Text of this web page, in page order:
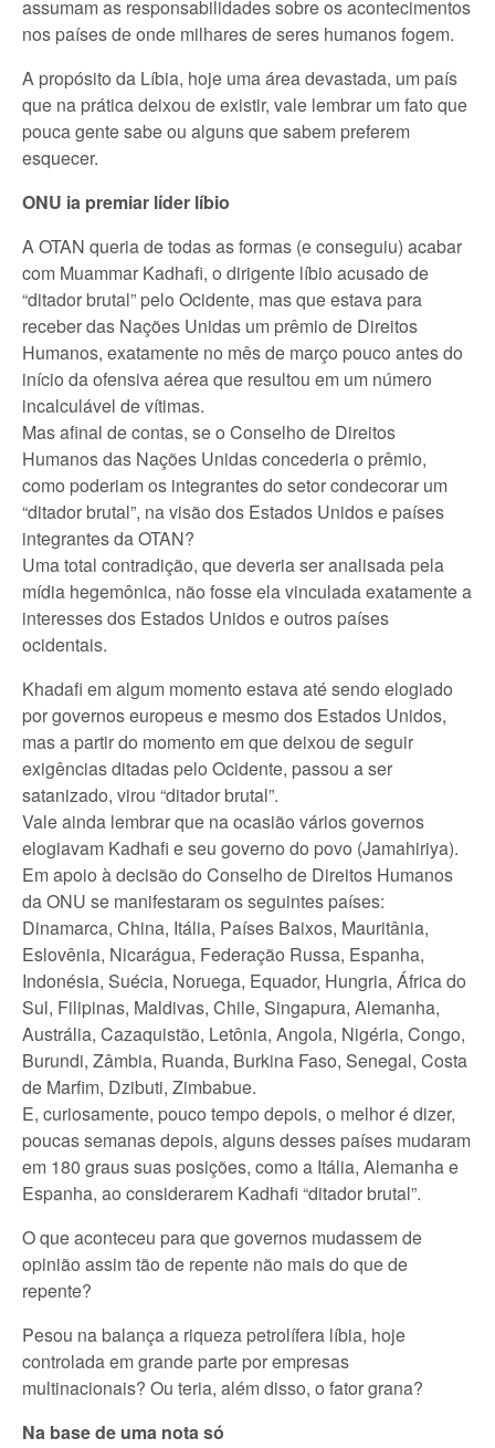
assumam as responsabilidades sobre os acontecimentos
nos países de onde milhares de seres humanos fogem.
A propósito da Líbia, hoje uma área devastada, um país
que na prática deixou de existir, vale lembrar um fato que
pouca gente sabe ou alguns que sabem preferem
esquecer.
ONU ia premiar líder líbio
A OTAN queria de todas as formas (e conseguiu) acabar
com Muammar Kadhafi, o dirigente líbio acusado de
“ditador brutal” pelo Ocidente, mas que estava para
receber das Nações Unidas um prêmio de Direitos
Humanos, exatamente no mês de março pouco antes do
início da ofensiva aérea que resultou em um número
incalculável de vítimas.
Mas afinal de contas, se o Conselho de Direitos
Humanos das Nações Unidas concederia o prêmio,
como poderiam os integrantes do setor condecorar um
“ditador brutal”, na visão dos Estados Unidos e países
integrantes da OTAN?
Uma total contradição, que deveria ser analisada pela
mídia hegemônica, não fosse ela vinculada exatamente a
interesses dos Estados Unidos e outros países
ocidentais.
Khadafi em algum momento estava até sendo elogiado
por governos europeus e mesmo dos Estados Unidos,
mas a partir do momento em que deixou de seguir
exigências ditadas pelo Ocidente, passou a ser
satanizado, virou “ditador brutal”.
Vale ainda lembrar que na ocasião vários governos
elogiavam Kadhafi e seu governo do povo (Jamahiriya).
Em apoio à decisão do Conselho de Direitos Humanos
da ONU se manifestaram os seguintes países:
Dinamarca, China, Itália, Países Baixos, Mauritânia,
Eslovênia, Nicarágua, Federação Russa, Espanha,
Indonésia, Suécia, Noruega, Equador, Hungria, África do
Sul, Filipinas, Maldivas, Chile, Singapura, Alemanha,
Austrália, Cazaquistão, Letônia, Angola, Nigéria, Congo,
Burundi, Zâmbia, Ruanda, Burkina Faso, Senegal, Costa
de Marfim, Dzibuti, Zimbabue.
E, curiosamente, pouco tempo depois, o melhor é dizer,
poucas semanas depois, alguns desses países mudaram
em 180 graus suas posições, como a Itália, Alemanha e
Espanha, ao considerarem Kadhafi “ditador brutal”.
O que aconteceu para que governos mudassem de
opinião assim tão de repente não mais do que de
repente?
Pesou na balança a riqueza petrolífera líbia, hoje
controlada em grande parte por empresas
multinacionais? Ou teria, além disso, o fator grana?
Na base de uma nota só